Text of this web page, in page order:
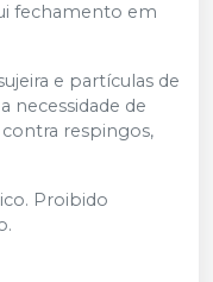
fechamento em
e partículas de
necessidade de
respingos,
Proibido